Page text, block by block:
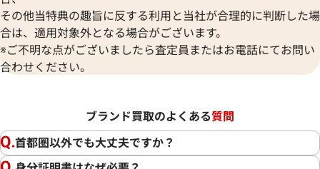
その他当特典の趣旨に反する利用と当社が合理的に判断した場
合は、適用対象外となる場合がございます。
※ご不明な点がございましたら査定員またはお電話にてお問い
合わせください。
ブランド買取のよくある質問
首都圏以外でも大丈夫ですか？